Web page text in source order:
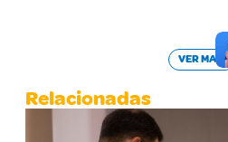
VER MAIS
Relacionadas